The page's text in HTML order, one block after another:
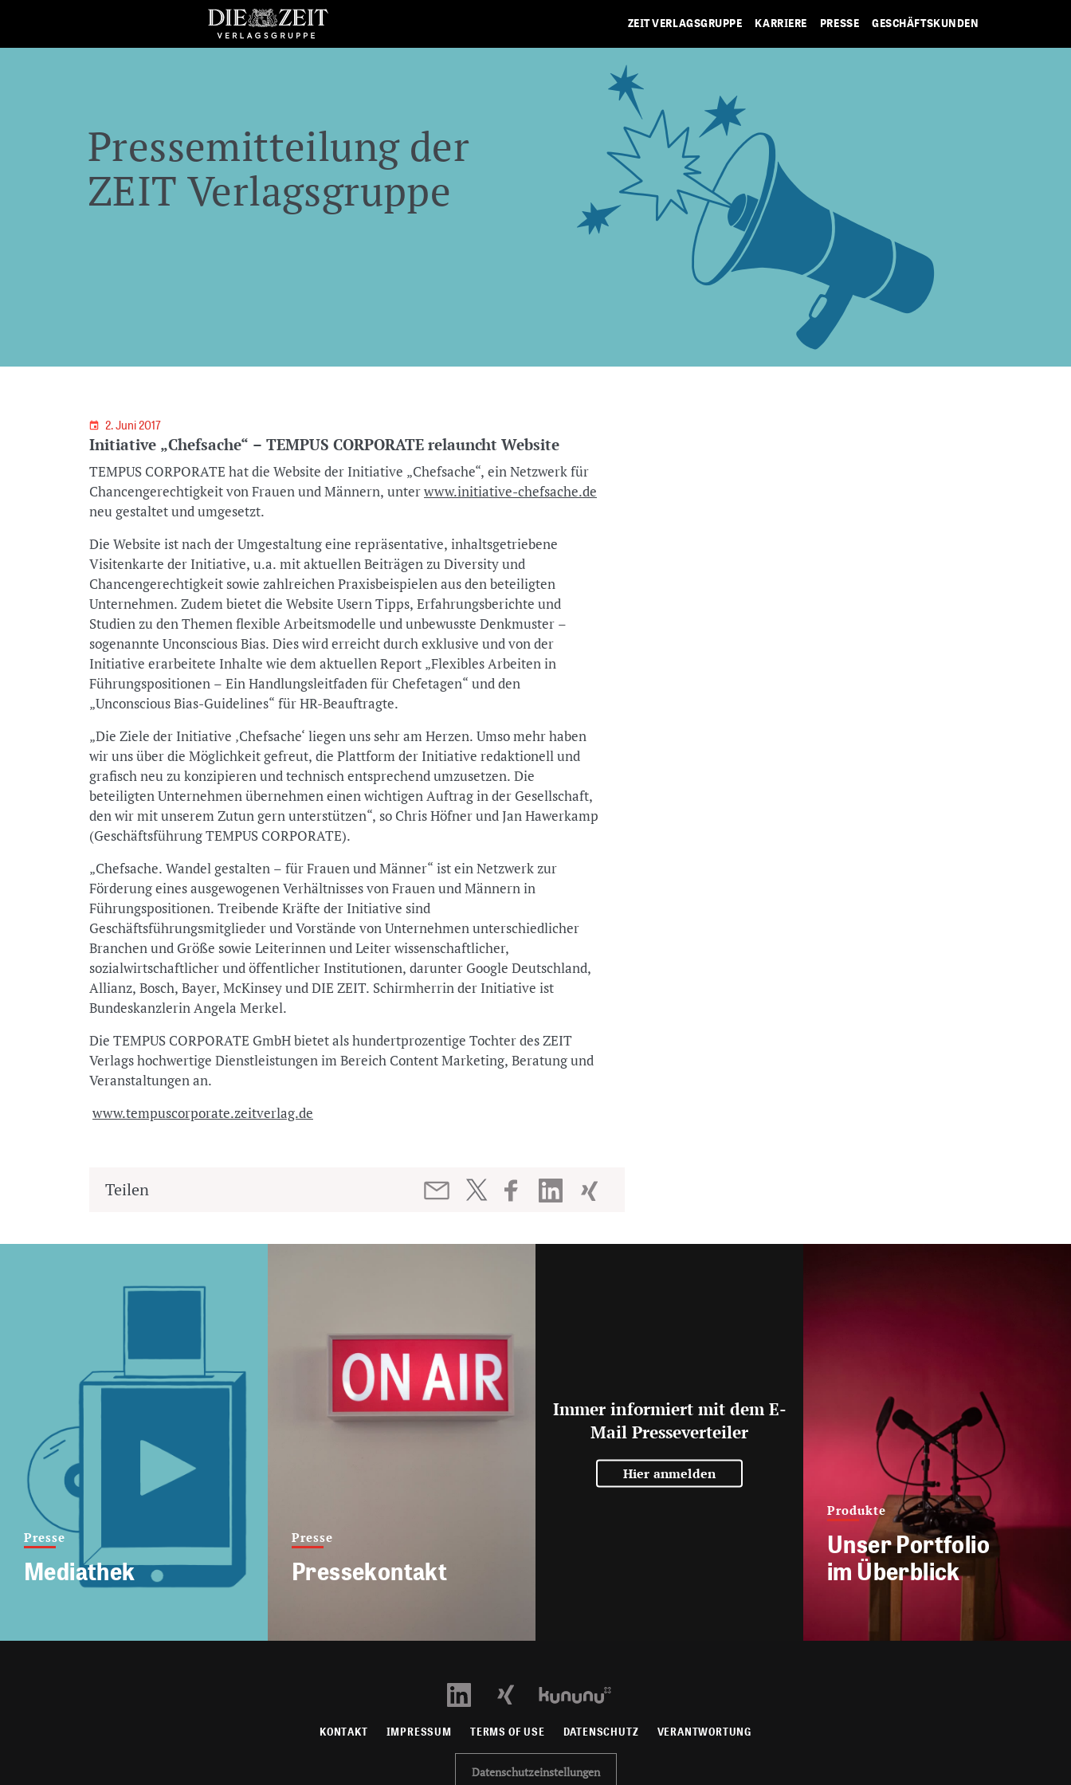
ZEIT VERLAGSGRUPPE KARRIERE PRESSE GESCHÄFTSKUNDEN
Pressemitteilung der
ZEIT Verlagsgruppe
2. Juni 2017
Initiative „Chefsache“ – TEMPUS CORPORATE relauncht Website
TEMPUS CORPORATE hat die Website der Initiative „Chefsache“, ein Netzwerk für
Chancengerechtigkeit von Frauen und Männern, unterwww.initiative-chefsache.de
neu gestaltet und umgesetzt.
Die Website ist nach der Umgestaltung eine repräsentative, inhaltsgetriebene
Visitenkarte der Initiative, u.a. mit aktuellen Beiträgen zu Diversity und
Chancengerechtigkeit sowie zahlreichen Praxisbeispielen aus den beteiligten
Unternehmen. Zudem bietet die Website Usern Tipps, Erfahrungsberichte und
Studien zu den Themen flexible Arbeitsmodelle und unbewusste Denkmuster –
sogenannte Unconscious Bias. Dies wird erreicht durch exklusive und von der
Initiative erarbeitete Inhalte wie dem aktuellen Report „Flexibles Arbeiten in
Führungspositionen – Ein Handlungsleitfaden für Chefetagen“ und den
„Unconscious Bias-Guidelines“ für HR-Beauftragte.
„Die Ziele der Initiative ‚Chefsache‘ liegen uns sehr am Herzen. Umso mehr haben
wir uns über die Möglichkeit gefreut, die Plattform der Initiative redaktionell und
grafisch neu zu konzipieren und technisch entsprechend umzusetzen. Die
beteiligten Unternehmen übernehmen einen wichtigen Auftrag in der Gesellschaft,
den wir mit unserem Zutun gern unterstützen“, so Chris Höfner und Jan Hawerkamp
(Geschäftsführung TEMPUS CORPORATE).
„Chefsache. Wandel gestalten – für Frauen und Männer“ ist ein Netzwerk zur
Förderung eines ausgewogenen Verhältnisses von Frauen und Männern in
Führungspositionen. Treibende Kräfte der Initiative sind
Geschäftsführungsmitglieder und Vorstände von Unternehmen unterschiedlicher
Branchen und Größe sowie Leiterinnen und Leiter wissenschaftlicher,
sozialwirtschaftlicher und öffentlicher Institutionen, darunter Google Deutschland,
Allianz, Bosch, Bayer, McKinsey und DIE ZEIT. Schirmherrin der Initiative ist
Bundeskanzlerin Angela Merkel.
Die TEMPUS CORPORATE GmbH bietet als hundertprozentige Tochter des ZEIT
Verlags hochwertige Dienstleistungen im Bereich Content Marketing, Beratung und
Veranstaltungen an.
www.tempuscorporate.zeitverlag.de
Teilen
Presse
Mediathek
Presse
Pressekontakt
Immer informiert mit dem E-
Mail Presseverteiler
Hier anmelden
Produkte
Unser Portfolio
im Überblick
KONTAKT IMPRESSUM TERMS OF USE DATENSCHUTZ VERANTWORTUNG
Datenschutzeinstellungen